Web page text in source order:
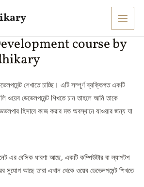
Main
course by
শেখাতে চাচ্ছি। এটি সম্পূর্ণ ব্যক্তিগত একটি
ওয়েব ডেভেলপমেন্ট শিখতে চান তাহলে আমি তাকে
হিসাবে কাজ করার মত অবস্থানে যাওয়ার জন্য যা
এর বেসিক ধারণা আছে, একটি কম্পিউটার বা ল্যাপটপ
সুযোগ আছে তারা এখান থেকে ওয়েব ডেভেলপমেন্ট শিখতে